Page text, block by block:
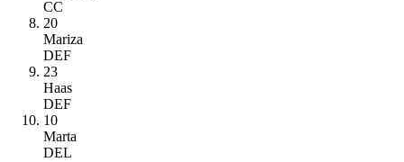
CC
20
Mariza
DEF
23
Haas
DEF
10
Marta
DEL